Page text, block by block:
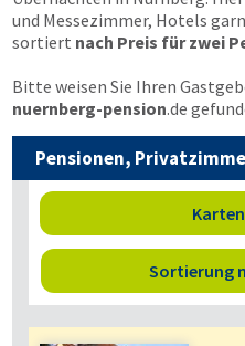
und Messezimmer, Hotels
sortiert nach Preis für zwei
Bitte weisen Sie Ihren
nuernberg-pension.de
Pensionen,
Sortierung